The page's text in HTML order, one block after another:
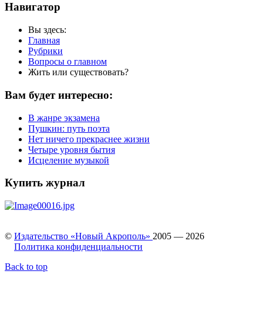
Навигатор
Вы здесь:
Главная
Рубрики
Вопросы о главном
Жить или существовать?
Вам будет интересно:
В жанре экзамена
Пушкин: путь поэта
Нет ничего прекраснее жизни
Четыре уровня бытия
Исцеление музыкой
Купить журнал
© Издательство «Новый Акрополь» 2005 — 2026
Политика конфиденциальности
Back to top